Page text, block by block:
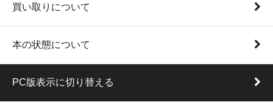
買い取りについて
本の状態について
PC版表示に切り替える